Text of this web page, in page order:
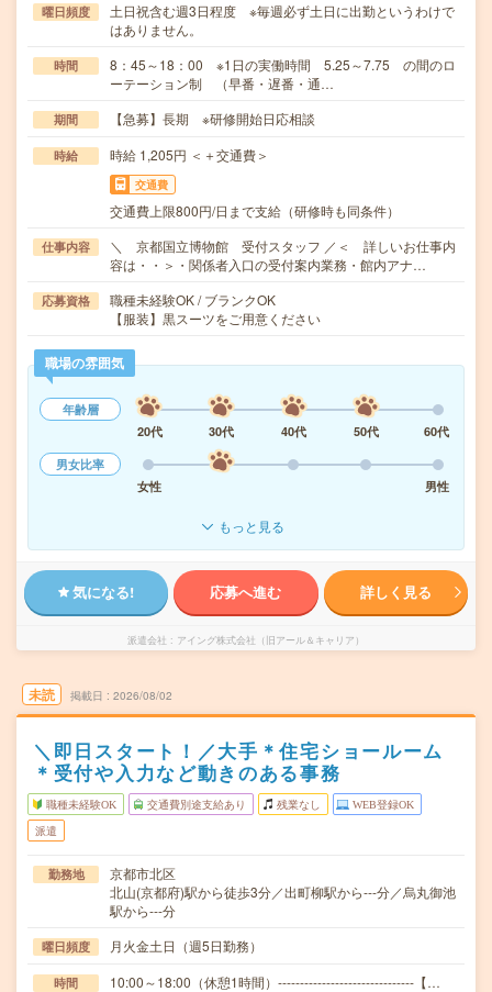
曜日頻度
土日祝含む週3日程度 ※毎週必ず土日に出勤というわけで
はありません。
時間
8：45～18：00 ※1日の実働時間 5.25～7.75 の間のロ
ーテーション制 （早番・遅番・通…
期間 【急募】長期 ※研修開始日応相談
時給 時給 1,205円 ＜＋交通費＞
交通費
交通費上限800円/日まで支給（研修時も同条件）
仕事内容
＼ 京都国立博物館 受付スタッフ ／＜ 詳しいお仕事内
容は・・＞・関係者入口の受付案内業務・館内アナ…
応募資格
職種未経験OK / ブランクOK
【服装】黒スーツをご用意ください
職場の雰囲気
年齢層
20代
30代 40代 50代
60代
男女比率
女性
男性
もっと見る
気になる! 応募へ進む 詳しく見る
派遣会社 アイング株式会社（旧アール＆キャリア）
未読 掲載日 2026/08/02
＼即日スタート！／大手＊住宅ショールーム
＊受付や入力など動きのある事務
職種未経験OK 交通費別途支給あり 残業なし WEB登録OK
派遣
勤務地
京都市北区
北山(京都府)駅から徒歩3分／出町柳駅から---分／烏丸御池
駅から---分
曜日頻度 月火金土日（週5日勤務）
時間 10:00～18:00（休憩1時間）-------------------------------【…